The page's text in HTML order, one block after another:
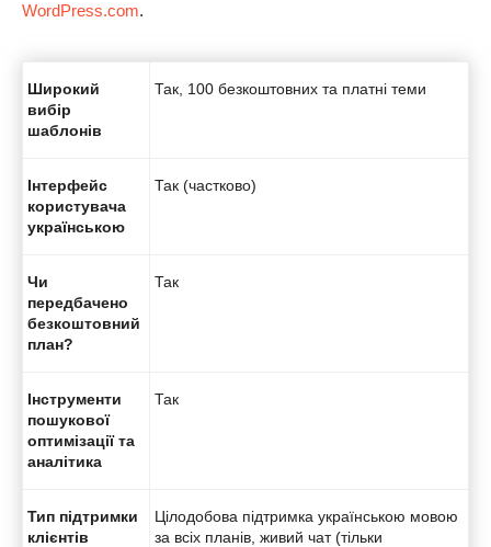
WordPress.com.
Широкий
вибір
шаблонів
Так, 100 безкоштовних та платні теми
Інтерфейс
користувача
українською
Так (частково)
Чи
передбачено
безкоштовний
план?
Так
Інструменти
пошукової
оптимізації та
аналітика
Так
Тип підтримки
клієнтів
Цілодобова підтримка українською мовою
за всіх планів, живий чат (тільки